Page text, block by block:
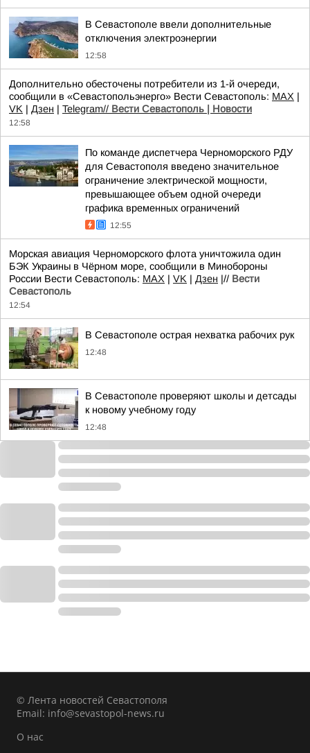
В Севастополе ввели дополнительные
отключения электроэнергии
12:58
Дополнительно обесточены потребители из 1-й очереди,
сообщили в «Севастопольэнерго» Вести Севастополь: MAX |
VK | Дзен | Telegram// Вести Севастополь | Новости
12:58
По команде диспетчера Черноморского РДУ
для Севастополя введено значительное
ограничение электрической мощности,
превышающее объем одной очереди
графика временных ограничений
12:55
Морская авиация Черноморского флота уничтожила один
БЭК Украины в Чёрном море, сообщили в Минобороны
России Вести Севастополь: MAX | VK | Дзен |// Вести
Севастополь
12:54
В Севастополе острая нехватка рабочих рук
12:48
В Севастополе проверяют школы и детсады
к новому учебному году
12:48
© Лента новостей Севастополя
Email: info@sevastopol-news.ru
О нас